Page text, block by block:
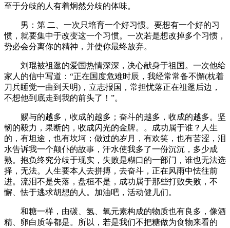
至于分歧的人有着炯然分歧的体味。
男：第 二、一次只培育一个好习惯。要想有一个好的习
惯，就要集中于改变这一个习惯。一次若是想改掉多个习惯，
势必会分离你的精神，并使你最终放弃。
刘琨被祖逖的爱国热情深深，决心献身于祖国。一次他给
家人的信中写道：“正在国度危难时辰，我经常常备不懈(枕着
刀兵睡觉一曲到天明)，立志报国，常担忧落正在祖逖后边，
不想他到底走到我的前头了！”。
赐与的越多，收成的越多；奋斗的越多，收成的越多。坚
韧的毅力，果断的，收成闪光的金牌。。成功属于谁？人生
的，有坦途，也有坎坷；做过的岁月，有欢笑，也有苦涩，泪
水告诉我一个颠仆的故事，汗水使我多了一份沉沉，多少成
熟。抱负终究分歧于现实，失败是糊口的一部门，谁也无法选
择，无法。人生要本人去拼搏，去奋斗，正在风雨中怯往前
进。流泪不是失落，盘桓不是，成功属于那些打败失败，不
懈、怯于逃求胡想的人。加油吧，活动健儿们。
和糖一样，由碳、氢、氧元素构成的物质也有良多，像酒
精、卵白质等都是。所以，若是我们不把糖做为食物来看的